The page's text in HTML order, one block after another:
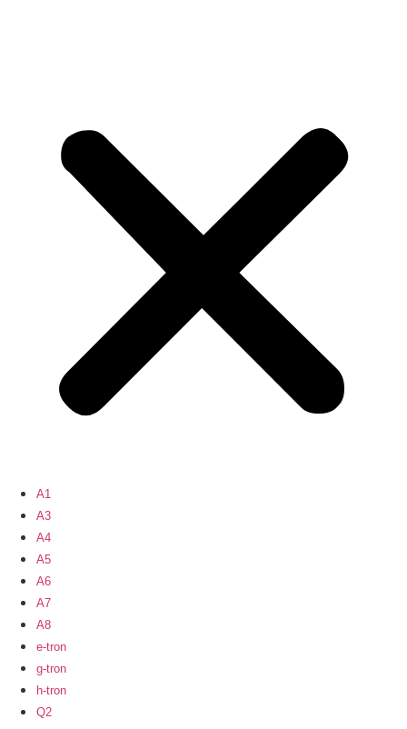
A1
A3
A4
A5
A6
A7
A8
e-tron
g-tron
h-tron
Q2